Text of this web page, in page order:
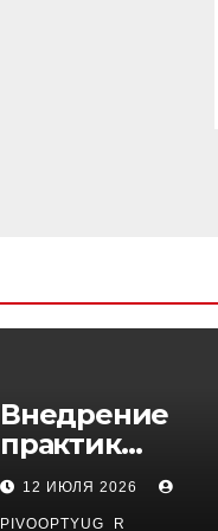
Внедрение
практик
управляемого
DevOps в
12 ИЮЛЯ 2026
PIVOOPTYUG_R